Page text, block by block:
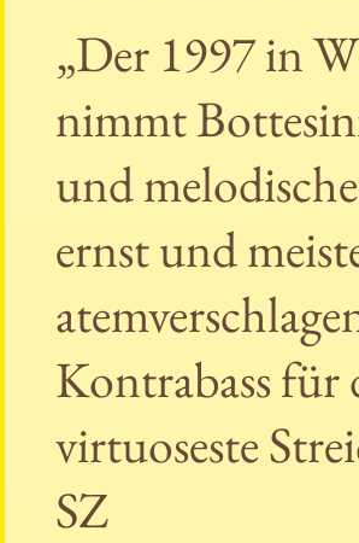
„Der 1997 in
nimmt
und
ernst und
Kontrabass für
virtuoseste
SZ